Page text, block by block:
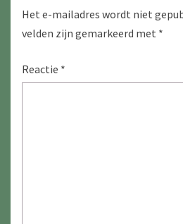
Het e-mailadres wordt niet
velden zijn gemarkeerd met *
Reactie *